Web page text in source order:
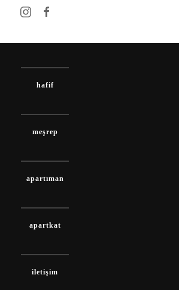
hafif
meşrep
apartıman
apartkat
iletişim